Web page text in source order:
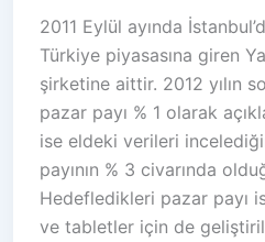
2011 Eylül ayında
Türkiye piyasasına giren
şirketine aittir. 2012 yılın
pazar payı % 1 olarak
ise eldeki verileri
payının % 3 civarında
Hedefledikleri pazar payı
ve tabletler için de